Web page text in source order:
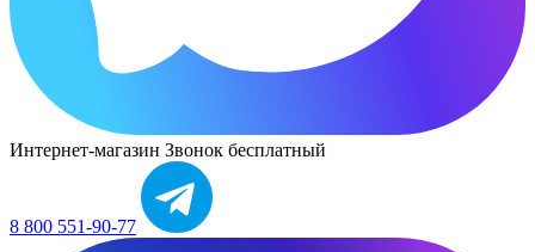
Интернет-магазин Звонок бесплатный
8 800 551-90-77